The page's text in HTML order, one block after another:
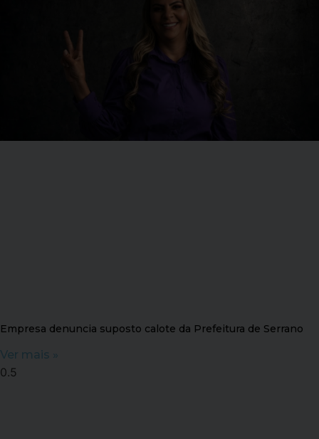
Empresa denuncia suposto calote da Prefeitura de Serrano
Ver mais »